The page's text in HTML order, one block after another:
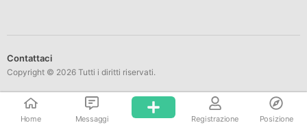
Contattaci
Copyright © 2026 Tutti i diritti riservati.
Home Messaggi Registrazione Posizione